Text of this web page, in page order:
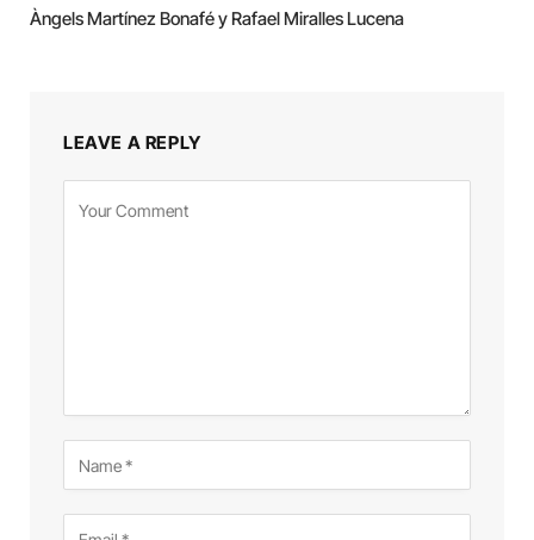
Àngels Martínez Bonafé y Rafael Miralles Lucena
LEAVE A REPLY